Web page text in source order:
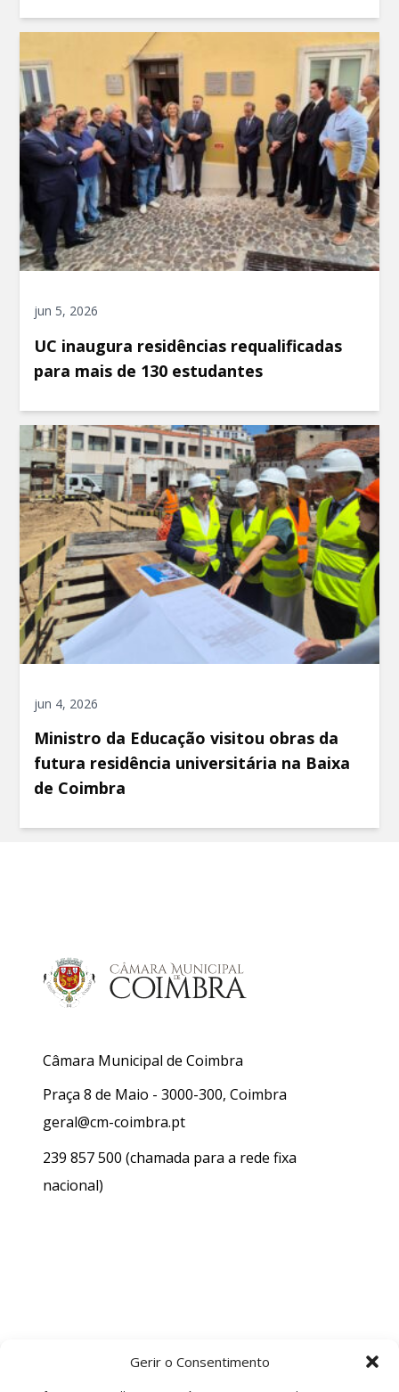
Gerir o Consentimento
jun 5, 2026
UC inaugura residências requalificadas
para mais de 130 estudantes
jun 4, 2026
Ministro da Educação visitou obras da
futura residência universitária na Baixa
de Coimbra
Câmara Municipal de Coimbra
Praça 8 de Maio - 3000-300, Coimbra
geral@cm-coimbra.pt
239 857 500 (chamada para a rede fixa
nacional)